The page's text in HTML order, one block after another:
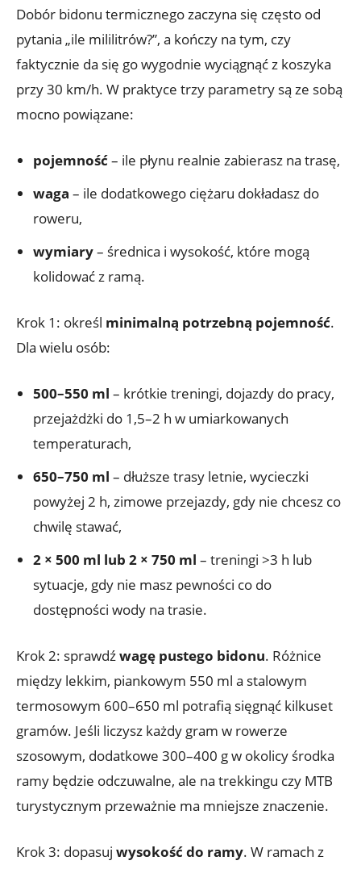
Dobór bidonu termicznego zaczyna się często od
pytania „ile mililitrów?”, a kończy na tym, czy
faktycznie da się go wygodnie wyciągnąć z koszyka
przy 30 km/h. W praktyce trzy parametry są ze sobą
mocno powiązane:
pojemność– ile płynu realnie zabierasz na trasę,
waga – ile dodatkowego ciężaru dokładasz do
roweru,
wymiary– średnica i wysokość, które mogą
kolidować z ramą.
Krok 1: określ minimalną potrzebną pojemność.
Dla wielu osób:
500–550 ml – krótkie treningi, dojazdy do pracy,
przejażdżki do 1,5–2 h w umiarkowanych
temperaturach,
650–750 ml – dłuższe trasy letnie, wycieczki
powyżej 2 h, zimowe przejazdy, gdy nie chcesz co
chwilę stawać,
2 × 500 ml lub 2 × 750 ml – treningi >3 h lub
sytuacje, gdy nie masz pewności co do
dostępności wody na trasie.
Krok 2: sprawdźwagę pustego bidonu. Różnice
między lekkim, piankowym 550 ml a stalowym
termosowym 600–650 ml potrafią sięgnąć kilkuset
gramów. Jeśli liczysz każdy gram w rowerze
szosowym, dodatkowe 300–400 g w okolicy środka
ramy będzie odczuwalne, ale na trekkingu czy MTB
turystycznym przeważnie ma mniejsze znaczenie.
Krok 3: dopasuj wysokość do ramy. W ramach z